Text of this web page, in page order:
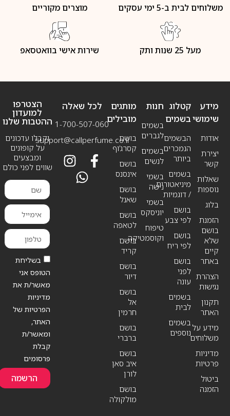
משלוחים לבית ב-5 ימי עסקים מוצרים מקוריים
מעל 25 שנות ותק שירות אישי בוואטסאפ
מידע
שימושי
אודות
יצירת
קשר
שאלות
נוספות
בלוג
הזמנת
בושם
שלא
קיים
באתר
הצהרת
נגישות
תקנון
האתר
מידע על
משלוחים
מדיניות
פרטיות
ביטול
הזמנה
חנות
בשמים
לגברים
בשמים
לנשים
בשמי
נישה
בשמי
יוניסקס
טיפוח
וקוסמטיקה
קטלוג
בשמים
הבשמים
הנמכרים
ביותר
בשמים
מיניאטורים
/ דוגמיות
בושם
לפי צבע
בושם
לפי ריח
בושם
לפני
עונה
בשמים
לבית
בשמים
נוספים
מותגים
מובילים
בושם
קסרג’וף
בושם
אינסנס
בושם
שאנל
בושם
לטאפה
בושם
קריד
בושם
דיור
בושם
אל
חרמין
בושם
ברברי
בושם
איב סאן
לורן
בושם
מולקולה
לכל שאלה
1-700-507-060
support@callperfume.co.il
הצטרפו
למועדון
ההטבות שלנו
וקבלו עדכונים
על קופונים
ומבצעים
שווים לפני כולם
בשליחת
הטופס אני
מאשר/ת את
מדיניות
הפרטיות של
האתר,
ומאשר/ת
קבלת
פרסומים
הרשמה